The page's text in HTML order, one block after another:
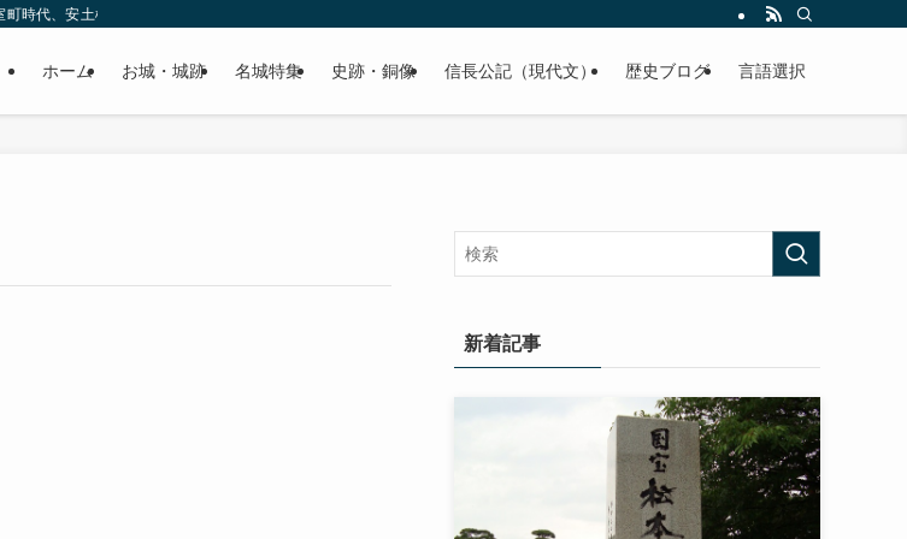
時代、安土桃山時代（戦国時代）、江戸時代と幅広くご紹介致します。
ホーム お城・城跡 名城特集 史跡・銅像 信長公記（現代文） 歴史ブログ 言語選択
新着記事